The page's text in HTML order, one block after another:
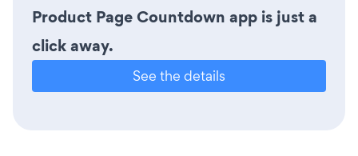
Product Page Countdown app is just a
click away.
See the details